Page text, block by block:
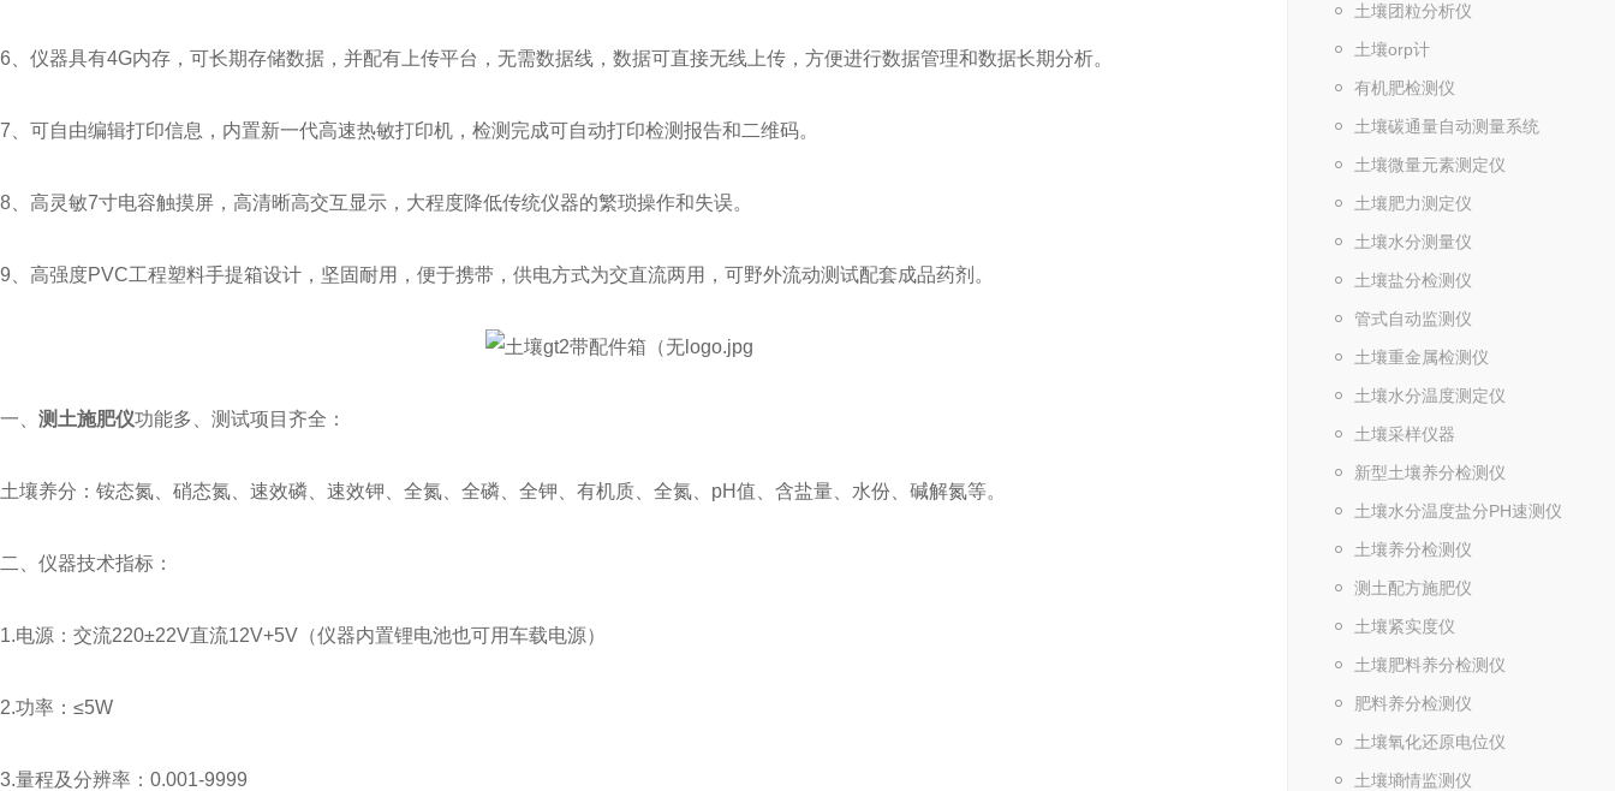
土壤团粒分析仪
土壤orp计
有机肥检测仪
土壤碳通量自动测量系统
土壤微量元素测定仪
土壤肥力测定仪
土壤水分测量仪
土壤盐分检测仪
管式自动监测仪
土壤重金属检测仪
土壤水分温度测定仪
土壤采样仪器
新型土壤养分检测仪
土壤水分温度盐分PH速测仪
土壤养分检测仪
测土配方施肥仪
土壤紧实度仪
土壤肥料养分检测仪
肥料养分检测仪
土壤氧化还原电位仪
土壤墒情监测仪
6、仪器具有4G内存，可长期存储数据，并配有上传平台，无需数据线，数据可直接无线上传，方便进行数据管理和数据长期分析。
7、可自由编辑打印信息，内置新一代高速热敏打印机，检测完成可自动打印检测报告和二维码。
8、高灵敏7寸电容触摸屏，高清晰高交互显示，大程度降低传统仪器的繁琐操作和失误。
9、高强度PVC工程塑料手提箱设计，坚固耐用，便于携带，供电方式为交直流两用，可野外流动测试配套成品药剂。
一、 测土施肥仪功能多、测试项目齐全：
土壤养分：铵态氮、硝态氮、速效磷、速效钾、全氮、全磷、全钾、有机质、全氮、pH值、含盐量、水份、碱解氮等。
二、仪器技术指标：
1.电源：交流220±22V直流12V+5V（仪器内置锂电池也可用车载电源）
2.功率：≤5W
3.量程及分辨率：0.001-9999